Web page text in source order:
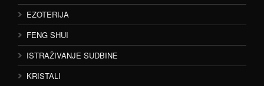
EZOTERIJA
FENG SHUI
ISTRAŽIVANJE SUDBINE
KRISTALI